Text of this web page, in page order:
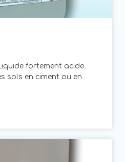
fortement acide
sols en ciment ou en